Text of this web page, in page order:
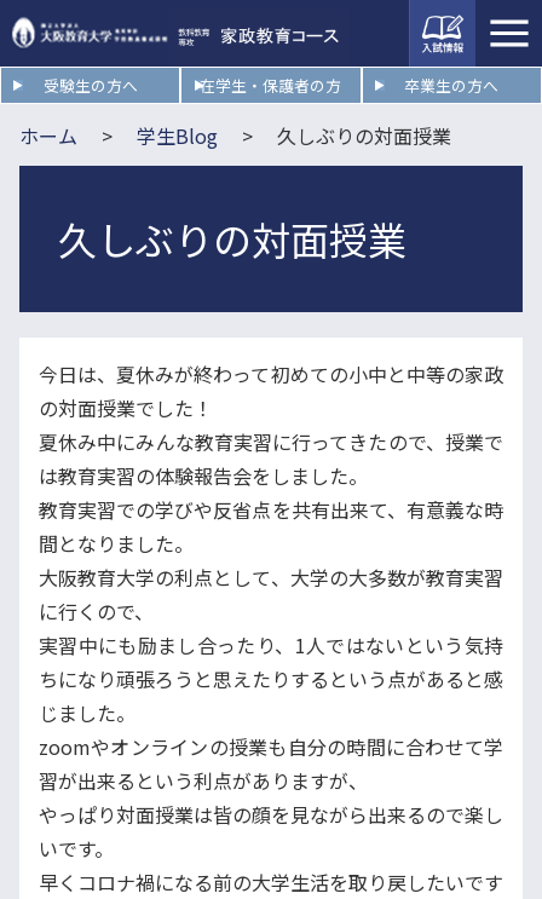
受験生の方へ 在学生・保護者の方 卒業生の方へ
入試情
報
ホーム 学生Blog 久しぶりの対面授業
久しぶりの対面授業
今日は、夏休みが終わって初めての小中と中等の家政
の対面授業でした！
夏休み中にみんな教育実習に行ってきたので、授業で
は教育実習の体験報告会をしました。
教育実習での学びや反省点を共有出来て、有意義な時
間となりました。
大阪教育大学の利点として、大学の大多数が教育実習
に行くので、
実習中にも励まし合ったり、1人ではないという気持
ちになり頑張ろうと思えたりするという点があると感
じました。
zoomやオンラインの授業も自分の時間に合わせて学
習が出来るという利点がありますが、
やっぱり対面授業は皆の顔を見ながら出来るので楽し
いです。
早くコロナ禍になる前の大学生活を取り戻したいです